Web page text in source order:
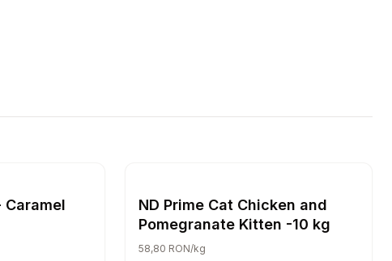
Caramel
ND Prime Cat Chicken and
Pomegranate Kitten -10 kg
58,80 RON/kg